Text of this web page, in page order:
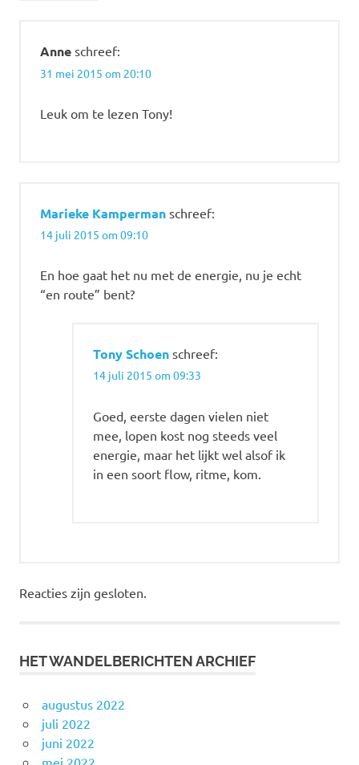
Anne schreef:
31 mei 2015 om 20:10
Leuk om te lezen Tony!
Marieke Kamperman schreef:
14 juli 2015 om 09:10
En hoe gaat het nu met de energie, nu je echt
“en route” bent?
Tony Schoen schreef:
14 juli 2015 om 09:33
Goed, eerste dagen vielen niet
mee, lopen kost nog steeds veel
energie, maar het lijkt wel alsof ik
in een soort flow, ritme, kom.
Reacties zijn gesloten.
HET WANDELBERICHTEN ARCHIEF
augustus 2022
juli 2022
juni 2022
mei 2022